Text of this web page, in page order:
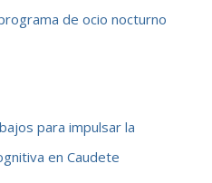
de ocio nocturno
para impulsar la
en Caudete